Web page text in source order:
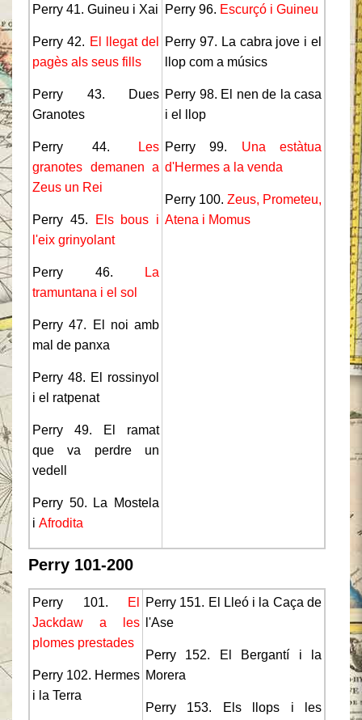
Perry 41. Guineu i Xai
Perry 42. El llegat del
pagès als seus fills
Perry 43. Dues
Granotes
Perry 44.
Les
granotes demanen a
Zeus un Rei
Perry 45.
Els bous i
l'eix grinyolant
Perry 46.
La
tramuntana i el sol
Perry 47. El noi amb
mal de panxa
Perry 48. El rossinyol
i el ratpenat
Perry 49. El ramat
que va perdre un
vedell
Perry 50. La Mostela
i Afrodita
Perry 96. Escurçó i Guineu
Perry 97. La cabra jove i el
llop com a músics
Perry 98. El nen de la casa
i el llop
Perry 99. Una estàtua
d'Hermes a la venda
Perry 100. Zeus, Prometeu,
Atena i Momus
Perry 101-200
Perry 101.
El
Jackdaw a les
plomes prestades
Perry 102. Hermes
i la Terra
Perry 151. El Lleó i la Caça de
l'Ase
Perry 152. El Bergantí i la
Morera
Perry 153. Els llops i les